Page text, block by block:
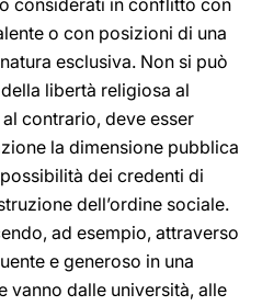
considerati in conflitto con
o con posizioni di una
esclusiva. Non si può
libertà religiosa al
contrario, deve esser
la dimensione pubblica
dei credenti di
dell’ordine sociale.
ad esempio, attraverso
e generoso in una
vanno dalle università, alle